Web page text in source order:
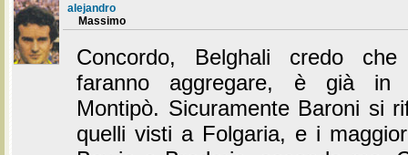
alejandro
Massimo
Concordo, Belghali credo
faranno aggregare, è già in
Montipò. Sicuramente Baroni si
quelli visti a Folgaria, e i